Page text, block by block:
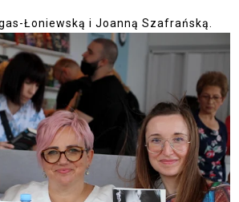
Łoniewską i Joanną Szafrańską.